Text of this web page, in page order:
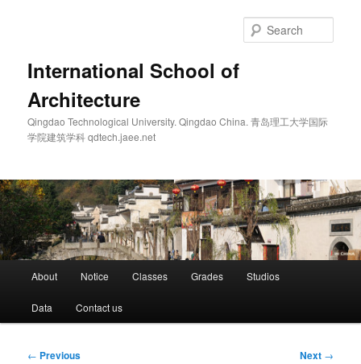
International School of
Architecture
Qingdao Technological University. Qingdao China. 青岛理工大学国际
学院建筑学科 qdtech.jaee.net
About Notice Classes Grades Studios
Data Contact us
Post
← Previous Next →